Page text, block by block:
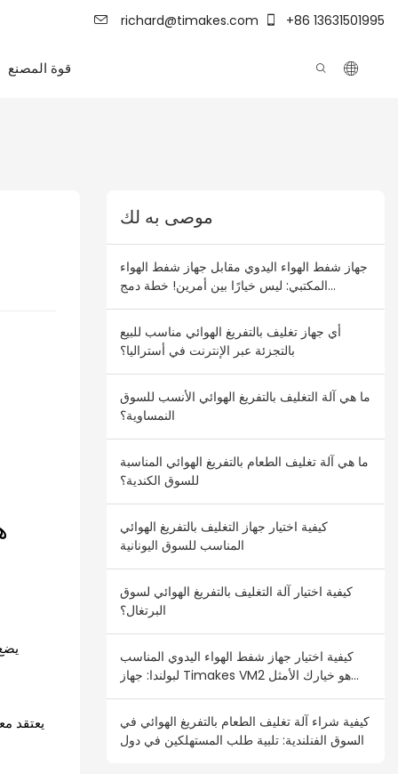
richard@timakes.com +86 13631501995
قوة المصنع
يعتقد
موصى به لك
جهاز شفط الهواء اليدوي مقابل جهاز شفط الهواء
المكتبي: ليس خيارًا بين أمرين! خطة دمج
أي جهاز تغليف بالتفريغ الهوائي مناسب للبيع
بالتجزئة عبر الإنترنت في أستراليا؟
ما هي آلة التغليف بالتفريغ الهوائي الأنسب للسوق
النمساوية؟
ما هي آلة تغليف الطعام بالتفريغ الهوائي المناسبة
للسوق الكندية؟
كيفية اختيار جهاز التغليف بالتفريغ الهوائي
المناسب للسوق اليونانية
كيفية اختيار آلة التغليف بالتفريغ الهوائي لسوق
البرتغال؟
كيفية اختيار جهاز شفط الهواء اليدوي المناسب
لبولندا: جهاز Timakes VM2 هو خيارك الأمثل
كيفية شراء آلة تغليف الطعام بالتفريغ الهوائي في
السوق الفنلندية: تلبية طلب المستهلكين في دول